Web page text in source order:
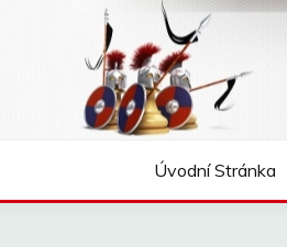
Úvodní Stránka